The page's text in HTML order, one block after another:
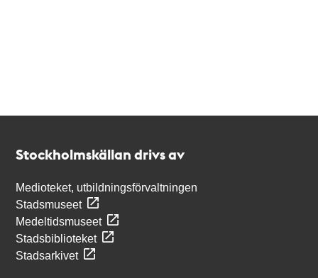
Stockholmskällan drivs av
Medioteket, utbildningsförvaltningen
Stadsmuseet
Medeltidsmuseet
Stadsbiblioteket
Stadsarkivet